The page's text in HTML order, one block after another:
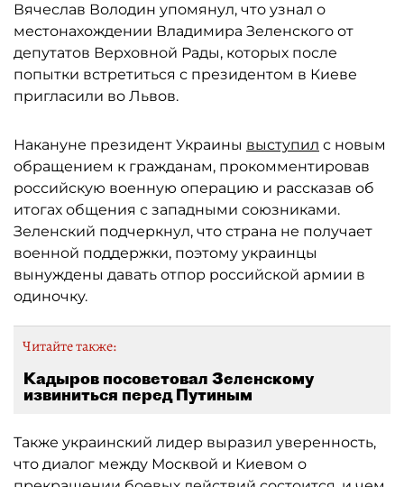
Вячеслав Володин упомянул, что узнал о
местонахождении Владимира Зеленского от
депутатов Верховной Рады, которых после
попытки встретиться с президентом в Киеве
пригласили во Львов.
Накануне президент Украины выступил с новым
обращением к гражданам, прокомментировав
российскую военную операцию и рассказав об
итогах общения с западными союзниками.
Зеленский подчеркнул, что страна не получает
военной поддержки, поэтому украинцы
вынуждены давать отпор российской армии в
одиночку.
Читайте также:
Кадыров посоветовал Зеленскому
извиниться перед Путиным
Также украинский лидер выразил уверенность,
что диалог между Москвой и Киевом о